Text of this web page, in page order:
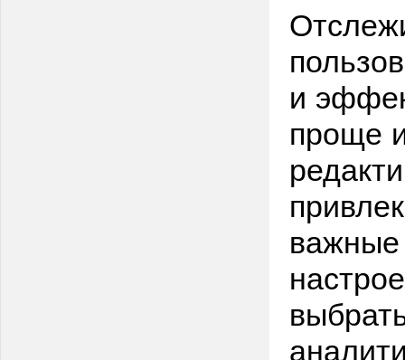
и
проще